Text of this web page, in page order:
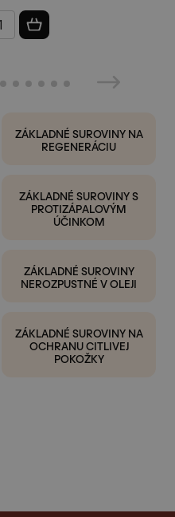
ZÁKLADNÉ SUROVINY NA
REGENERÁCIU
ZÁKLADNÉ SUROVINY S
PROTIZÁPALOVÝM
ÚČINKOM
ZÁKLADNÉ SUROVINY
NEROZPUSTNÉ V OLEJI
ZÁKLADNÉ SUROVINY NA
OCHRANU CITLIVEJ
POKOŽKY